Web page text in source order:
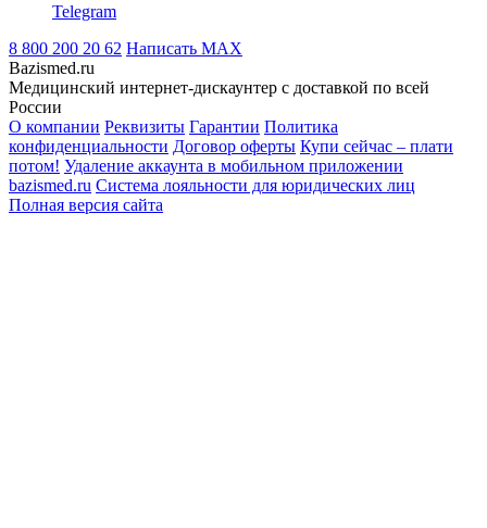
Telegram
8 800 200 20 62 Написать MAX
Bazismed.ru
Медицинский интернет-дискаунтер с доставкой по всей
России
О компании Реквизиты Гарантии Политика
конфиденциальности Договор оферты Купи сейчас – плати
потом! Удаление аккаунта в мобильном приложении
bazismed.ru Система лояльности для юридических лиц
Полная версия сайта